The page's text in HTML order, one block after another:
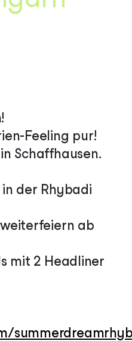
Feeling pur!
Schaffhausen.
der Rhybadi
ab
mit 2 Headliner